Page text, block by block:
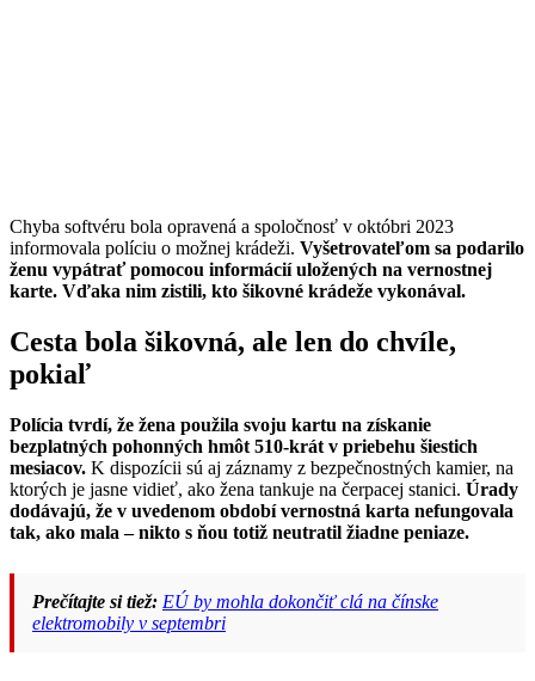
Chyba softvéru bola opravená a spoločnosť v októbri 2023
informovala políciu o možnej krádeži. Vyšetrovateľom sa podarilo
ženu vypátrať pomocou informácií uložených na vernostnej
karte. Vďaka nim zistili, kto šikovné krádeže vykonával.
Cesta bola šikovná, ale len do chvíle,
pokiaľ
Polícia tvrdí, že žena použila svoju kartu na získanie
bezplatných pohonných hmôt 510-krát v priebehu šiestich
mesiacov. K dispozícii sú aj záznamy z bezpečnostných kamier, na
ktorých je jasne vidieť, ako žena tankuje na čerpacej stanici. Úrady
dodávajú, že v uvedenom období vernostná karta nefungovala
tak, ako mala – nikto s ňou totiž neutratil žiadne peniaze.
Prečítajte si tiež: EÚ by mohla dokončiť clá na čínske
elektromobily v septembri